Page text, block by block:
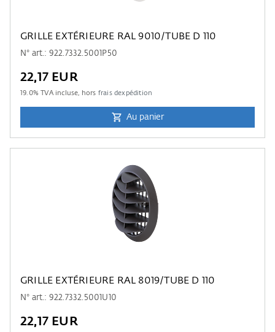
GRILLE EXTÉRIEURE RAL 9010/TUBE D 110
N° art.: 922.7332.5001P50
22,17 EUR
19.0% TVA incluse, hors frais dexpédition
Au panier
GRILLE EXTÉRIEURE RAL 8019/TUBE D 110
N° art.: 922.7332.5001U10
22,17 EUR